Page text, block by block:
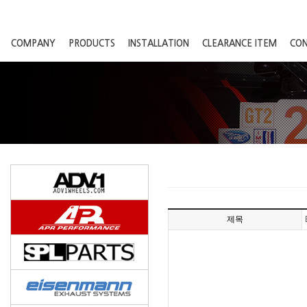
COMPANY PRODUCTS INSTALLATION CLEARANCE ITEM
제목